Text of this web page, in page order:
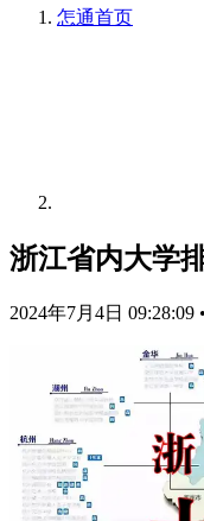
怎通首页
浙江省内大学
2024年7月4日 09:28:09 •